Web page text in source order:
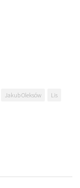
Jakub Oleksów
Lis